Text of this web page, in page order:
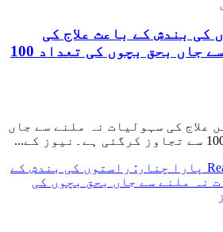
کی بندش کے باعث علاج کی
سہولیات نہ ملنے سے جاں بحق بچوں کی تعداد 100
علاج کی سہولیات نہ ملنے سے جاں
Read more about پارا چنار: راستوں کی بندش کے
نہ ملنے سے جاں بحق بچوں کی